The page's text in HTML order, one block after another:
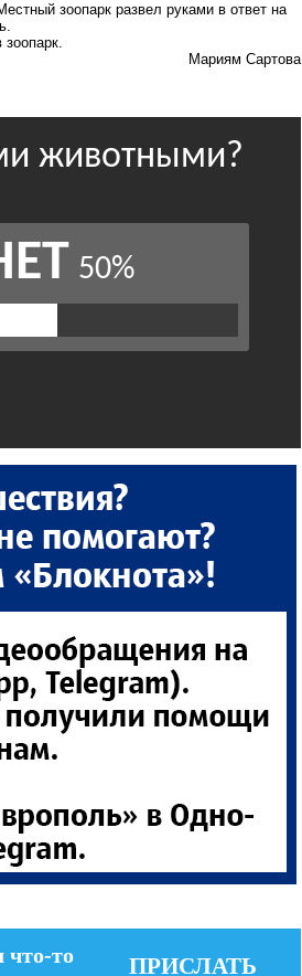
зоопарк развел руками в ответ на
Мариям Сартова
что-то
ПРИСЛАТЬ